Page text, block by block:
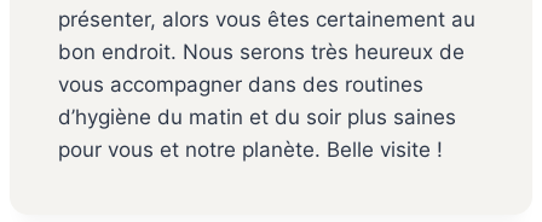
présenter, alors vous êtes certainement au
bon endroit. Nous serons très heureux de
vous accompagner dans des routines
d’hygiène du matin et du soir plus saines
pour vous et notre planète. Belle visite !